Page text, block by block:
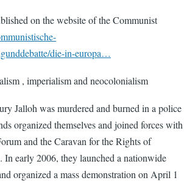
on the website of the Communist
die-in-europa…
, imperialism and neocolonialism
Jalloh was murdered and burned in a police
organized themselves and joined forces with
and the Caravan for the Rights of
In early 2006, they launched a nationwide
organized a mass demonstration on April 1